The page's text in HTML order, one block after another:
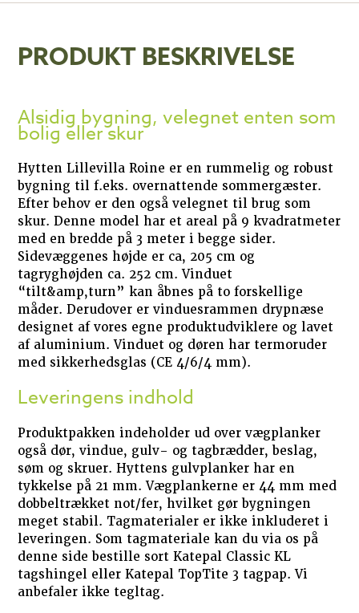
PRODUKT BESKRIVELSE
Alsidig bygning, velegnet enten som
bolig eller skur
Hytten Lillevilla Roine er en rummelig og robust
bygning til f.eks. overnattende sommergæster.
Efter behov er den også velegnet til brug som
skur. Denne model har et areal på 9 kvadratmeter
med en bredde på 3 meter i begge sider.
Sidevæggenes højde er ca, 205 cm og
tagryghøjden ca. 252 cm. Vinduet
“tilt&amp,turn” kan åbnes på to forskellige
måder. Derudover er vinduesrammen drypnæse
designet af vores egne produktudviklere og lavet
af aluminium. Vinduet og døren har termoruder
med sikkerhedsglas (CE 4/6/4 mm).
Leveringens indhold
Produktpakken indeholder ud over vægplanker
også dør, vindue, gulv- og tagbrædder, beslag,
søm og skruer. Hyttens gulvplanker har en
tykkelse på 21 mm. Vægplankerne er 44 mm med
dobbeltrækket not/fer, hvilket gør bygningen
meget stabil. Tagmaterialer er ikke inkluderet i
leveringen. Som tagmateriale kan du via os på
denne side bestille sort Katepal Classic KL
tagshingel eller Katepal TopTite 3 tagpap. Vi
anbefaler ikke tegltag.